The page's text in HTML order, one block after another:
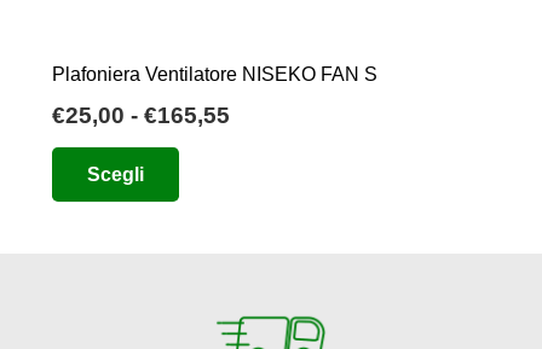
Plafoniera Ventilatore NISEKO FAN S
€25,00 - €165,55
Scegli